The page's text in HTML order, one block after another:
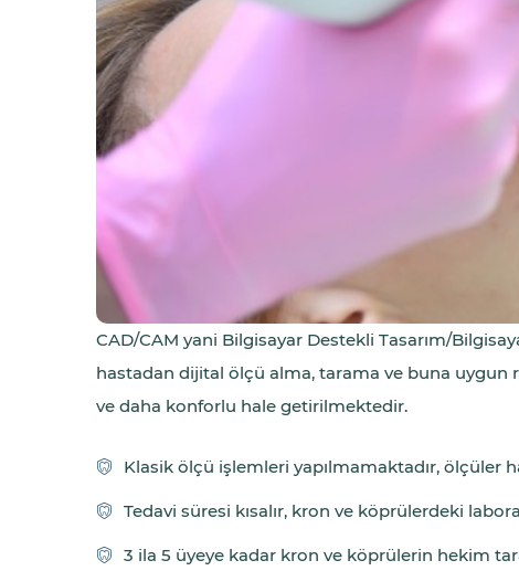
CAD/CAM yani Bilgisayar Destekli Tasarım/
hastadan dijital ölçü alma, tarama ve buna uygun
ve daha konforlu hale getirilmektedir.
Klasik ölçü işlemleri yapılmamaktadır, ölçüler
Tedavi süresi kısalır, kron ve köprülerdeki
3 ila 5 üyeye kadar kron ve köprülerin hekim